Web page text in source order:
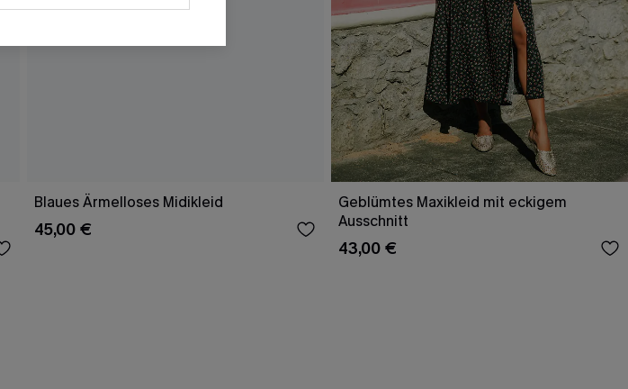
Blaues Ärmelloses Midikleid
45,00 €
Geblümtes Maxikleid mit eckigem
Ausschnitt
43,00 €